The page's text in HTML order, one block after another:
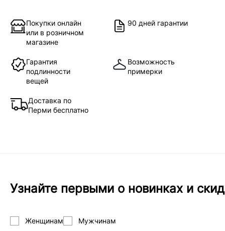
Покупки онлайн
или в розничном
магазине
90 дней гарантии
Гарантия
подлинности
вещей
Возможность
примерки
Доставка по
Перми бесплатно
Узнайте первыми о новинках и
Женщинам Мужчинам